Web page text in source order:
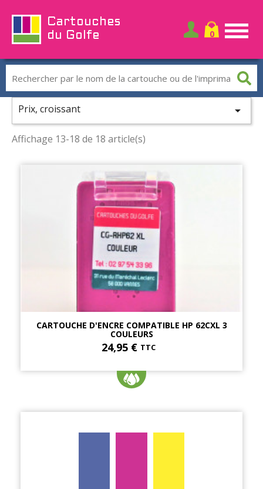
Cartouches
du Golfe
Prix, croissant 
Affichage 13-18 de 18 article(s)
CARTOUCHE D'ENCRE COMPATIBLE HP 62CXL 3
COULEURS
24,95 € TTC